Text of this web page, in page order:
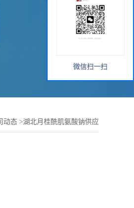
动态 >湖北月桂酰肌氨酸钠供应
微信扫一扫